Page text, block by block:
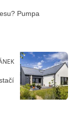
Pumpa